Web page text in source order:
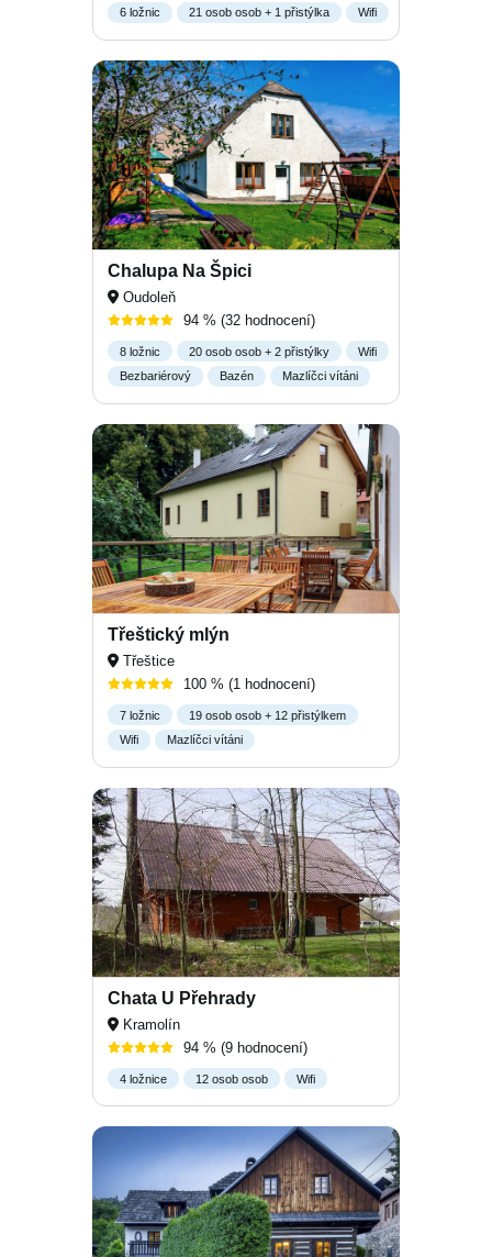
6 ložnic 21 osob osob + 1 přistýlka Wifi
Chalupa Na Špici
Oudoleň
94 % (32 hodnocení)
8 ložnic 20 osob osob + 2 přistýlky
Wifi
Bezbariérový
Bazén Mazlíčci vítáni
Třeštický mlýn
Třeštice
100 % (1 hodnocení)
7 ložnic
19 osob osob + 12 přistýlkem
Wifi
Mazlíčci vítáni
Chata U Přehrady
Kramolín
94 % (9 hodnocení)
4 ložnice 12 osob osob Wifi